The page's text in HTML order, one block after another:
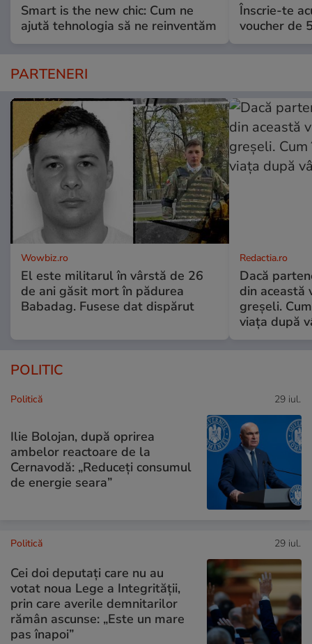
Smart is the new chic: Cum ne
ajută tehnologia să ne reinventăm
Înscrie-te
voucher de
PARTENERI
Wowbiz.ro
El este militarul în vârstă de 26
de ani găsit mort în pădurea
Babadag. Fusese dat dispărut
Redactia.ro
Dacă
din această
greșeli.
viața după
POLITIC
Politică 29 iul.
Ilie Bolojan, după oprirea
ambelor reactoare de la
Cernavodă: „Reduceți consumul
de energie seara”
Politică 29 iul.
Cei doi deputați care nu au
votat noua Lege a Integrității,
prin care averile demnitarilor
rămân ascunse: „Este un mare
pas înapoi”